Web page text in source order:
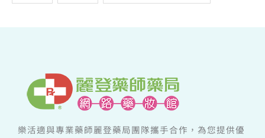
樂活適與專業藥師麗登藥局團隊攜手合作，為您提供優